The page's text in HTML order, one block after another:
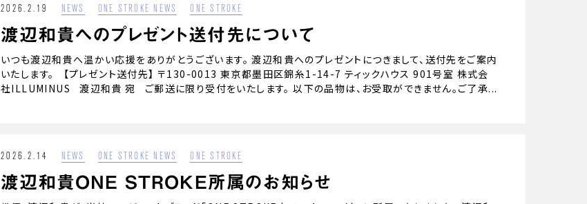
2026.2.19 NEWS ONE STROKE NEWS ONE STROKE
渡辺和貴へのプレゼント送付先について
いつも渡辺和貴へ温かい応援をありがとうございます。 渡辺和貴へのプレゼントにつきまして、送付先をご案内
いたします。 【プレゼント送付先】 〒130-0013 東京都墨田区錦糸1-14-7 ティックハウス 901号室 株式会
社ILLUMINUS 渡辺和貴 宛 ご郵送に限り受付をいたします。 以下の品物は、お受取ができません。ご了承...
2026.2.14 NEWS ONE STROKE NEWS ONE STROKE
渡辺和貴ONE STROKE所属のお知らせ